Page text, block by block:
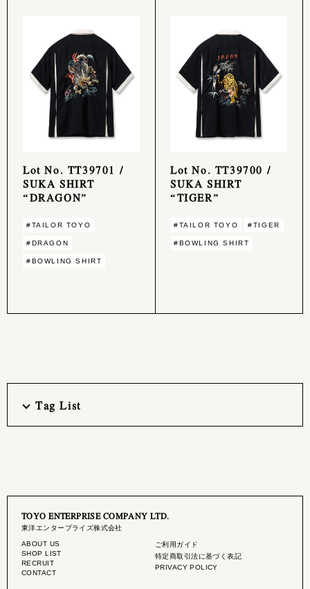
Lot No. TT39701 /
SUKA SHIRT
“DRAGON”
#TAILOR TOYO
#DRAGON
#BOWLING SHIRT
Lot No. TT39700 /
SUKA SHIRT
“TIGER”
#TAILOR TOYO #TIGER
#BOWLING SHIRT
Tag List
TOYO ENTERPRISE COMPANY LTD.
東洋エンタープライズ株式会社
ABOUT US
SHOP LIST
RECRUIT
CONTACT
ご利用ガイド
特定商取引法に基づく表記
PRIVACY POLICY